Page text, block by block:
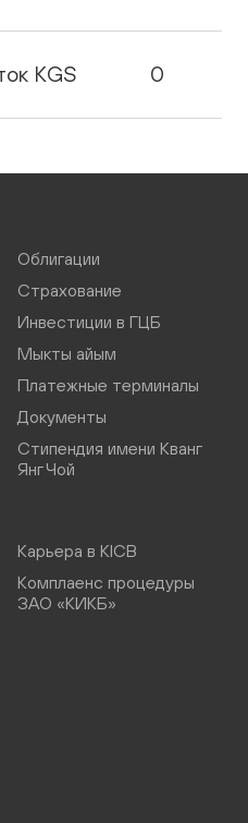
KGS 0
Облигации
Страхование
Инвестиции в ГЦБ
Мыкты айым
Платежные терминалы
Документы
Стипендия имени Кванг
Янг Чой
Карьера в KICB
Комплаенс процедуры
ЗАО «КИКБ»